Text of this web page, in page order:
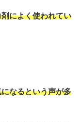
によく使われてい
なるという声が多